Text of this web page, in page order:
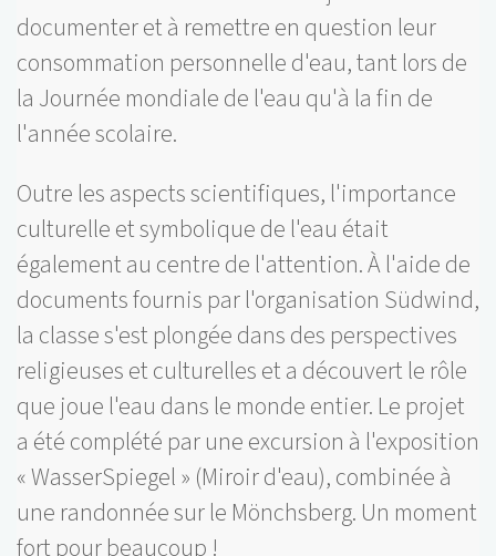
documenter et à remettre en question leur
consommation personnelle d'eau, tant lors de
la Journée mondiale de l'eau qu'à la fin de
l'année scolaire.
Outre les aspects scientifiques, l'importance
culturelle et symbolique de l'eau était
également au centre de l'attention. À l'aide de
documents fournis par l'organisation Südwind,
la classe s'est plongée dans des perspectives
religieuses et culturelles et a découvert le rôle
que joue l'eau dans le monde entier. Le projet
a été complété par une excursion à l'exposition
« WasserSpiegel » (Miroir d'eau), combinée à
une randonnée sur le Mönchsberg. Un moment
fort pour beaucoup !